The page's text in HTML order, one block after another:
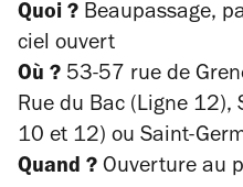
Quoi ? Beaupassage,
ciel ouvert
Où ? 53-57 rue de
Rue du Bac (Ligne 12),
10 et 12) ou Saint-
Quand ? Ouverture au